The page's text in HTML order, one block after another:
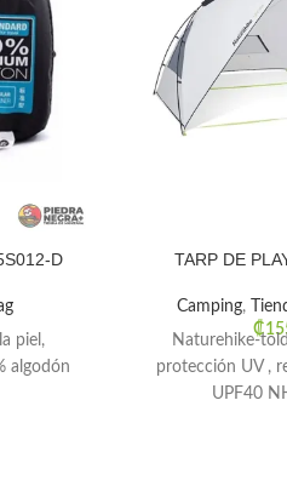
D
piel,
algodón
TARP DE
Camping,
₡
Naturehike-
protección UV ,
UPF40